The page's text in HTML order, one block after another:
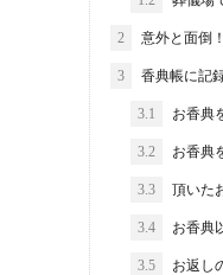
2 意外と面倒
3 香典帳に記
3.1 お香典
3.2 お香典
3.3 頂いた
3.4 お香典
3.5 お返し